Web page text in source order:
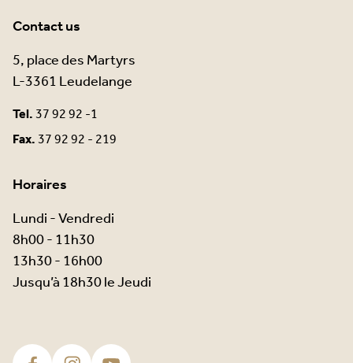
Contact us
5, place des Martyrs
L-3361 Leudelange
Tel.37 92 92 -1
Fax.37 92 92 - 219
Horaires
Lundi - Vendredi
8h00 - 11h30
13h30 - 16h00
Jusqu’à 18h30 le Jeudi